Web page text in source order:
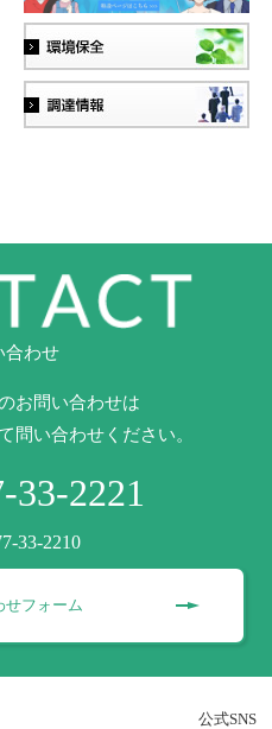
合わせ
お問い合わせは
問い合わせください。
33-2221
33-2210
せフォーム
公式SNS